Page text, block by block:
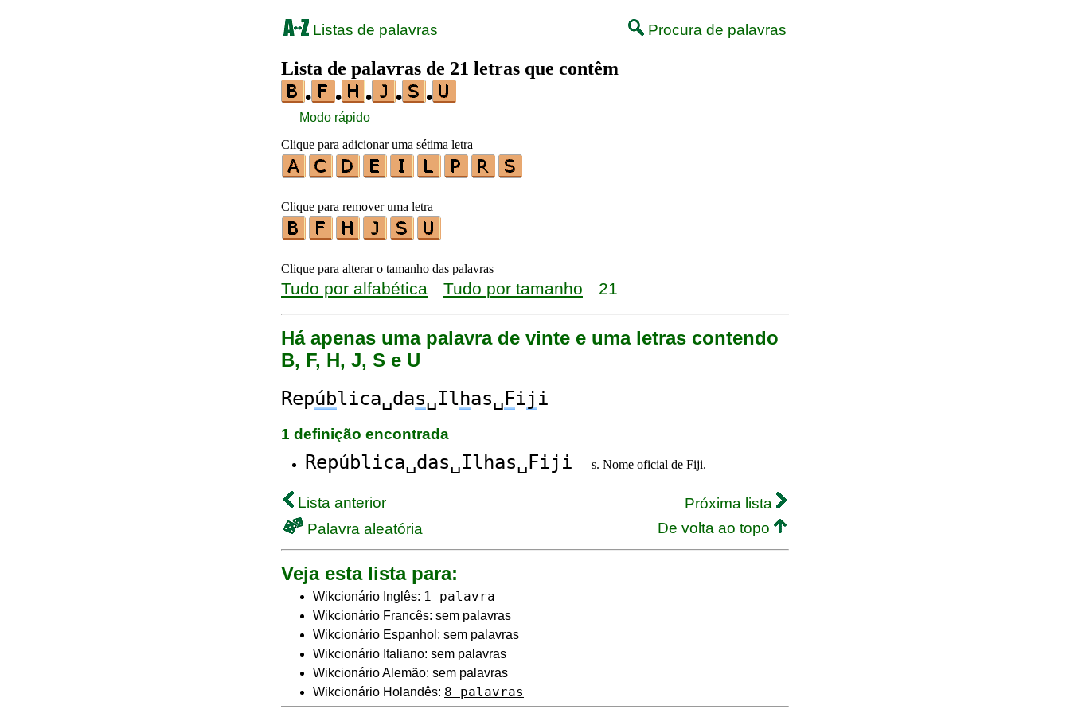
Listas de palavras Procura de palavras
Lista de palavras de 21 letras que contêm
•
• • • •
Modo rápido
Clique para adicionar uma sétima letra
Clique para remover uma letra
Clique para alterar o tamanho das palavras
Tudo por alfabética Tudo por tamanho 21
Há apenas uma palavra de vinte e uma letras contendo
B, F, H, J, S e U
República␣das␣Ilhas␣ Fij i
1 definição encontrada
República␣das␣Ilhas␣Fiji — s. Nome oficial de Fiji.
Lista anterior
Próxima lista
Palavra aleatória
De volta ao topo
Veja esta lista para:
Wikcionário Inglês: 1 palavra
Wikcionário Francês: sem palavras
Wikcionário Espanhol: sem palavras
Wikcionário Italiano: sem palavras
Wikcionário Alemão: sem palavras
Wikcionário Holandês: 8 palavras